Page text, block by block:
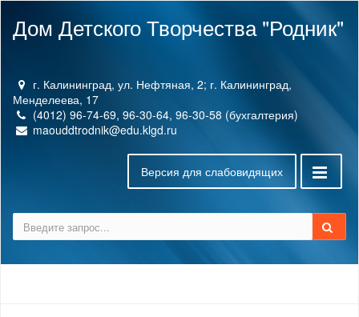
Дом Детского Творчества "Родник"
г. Калининград, ул. Нефтяная, 2; г. Калининград,
Менделеева, 17
(4012) 96-74-69, 96-30-64, 96-30-58 (бухгалтерия)
maouddtrodnik@edu.klgd.ru
Версия для слабовидящих